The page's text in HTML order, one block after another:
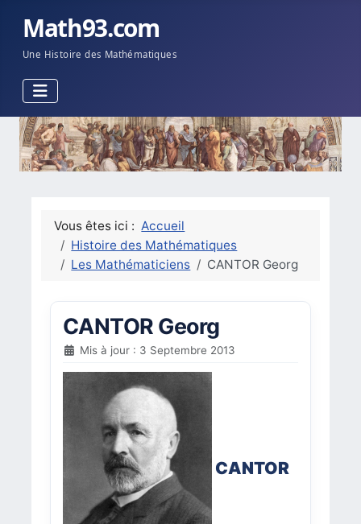
Math93.com
Une Histoire des Mathématiques
Vous êtes ici : Accueil
Histoire des Mathématiques
Les Mathématiciens
CANTOR Georg
CANTOR Georg
Mis à jour : 3 Septembre 2013
CANTOR